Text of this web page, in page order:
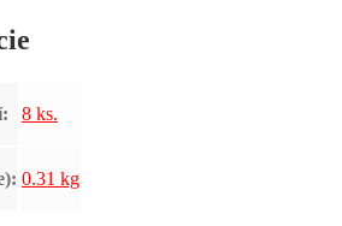
8 ks.
0.31 kg